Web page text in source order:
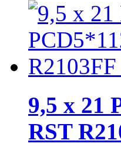
9,5 x 21
RST